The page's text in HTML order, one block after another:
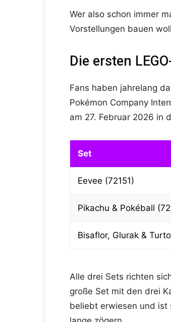
Wer also schon immer
Vorstellungen bauen
Die ersten
Fans haben jahrelang
Pokémon Company
am 27. Februar 2026 in
Set
Eevee (72151)
Pikachu & Pokéball
Bisaflor, Glurak &
Alle drei Sets richten
große Set mit den drei
beliebt erwiesen und ist